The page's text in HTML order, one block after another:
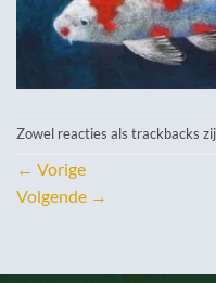
Zowel reacties als trackbacks
← Vorige
Volgende →